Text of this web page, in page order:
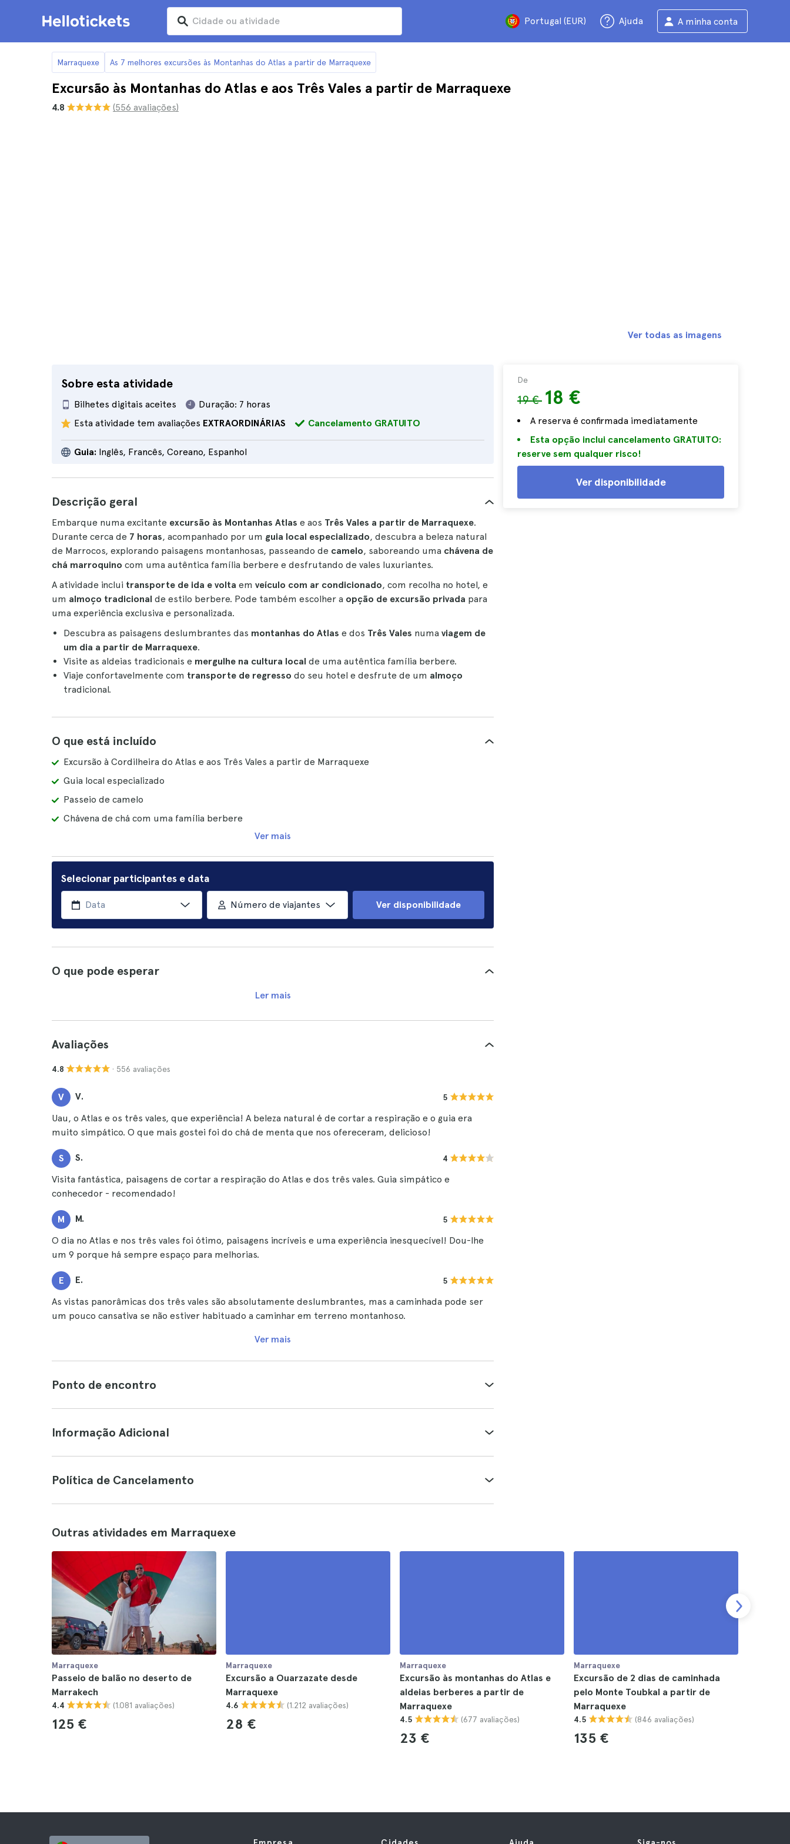
Portugal (EUR) Ajuda A minha conta
Marraquexe As 7 melhores excursões às Montanhas do Atlas a partir de Marraquexe
Excursão às Montanhas do Atlas e aos Três Vales a partir de Marraquexe
4.8 (556 avaliações)
Sobre esta atividade
Bilhetes digitais aceites Duração: 7 horas
Esta atividade tem avaliações EXTRAORDINÁRIAS Cancelamento GRATUITO
Guia: Inglês, Francês, Coreano, Espanhol
De
19 € 18 €
A reserva é confirmada imediatamente
Esta opção inclui cancelamento GRATUITO:
reserve sem qualquer risco!
Ver disponibilidade
Ver todas as imagens
Descrição geral
Embarque numa excitante excursão às Montanhas Atlas e aos Três Vales a partir de Marraquexe.
Durante cerca de 7 horas, acompanhado por um guia local especializado, descubra a beleza natural
de Marrocos, explorando paisagens montanhosas, passeando de camelo, saboreando uma chávena de
chá marroquino com uma autêntica família berbere e desfrutando de vales luxuriantes.
A atividade inclui transporte de ida e volta em veículo com ar condicionado, com recolha no hotel, e
um almoço tradicional de estilo berbere. Pode também escolher a opção de excursão privada para
uma experiência exclusiva e personalizada.
Descubra as paisagens deslumbrantes das montanhas do Atlas e dos Três Vales numa viagem de
um dia a partir de Marraquexe.
Visite as aldeias tradicionais e mergulhe na cultura local de uma autêntica família berbere.
Viaje confortavelmente com transporte de regresso do seu hotel e desfrute de um almoço
tradicional.
O que está incluído
Excursão à Cordilheira do Atlas e aos Três Vales a partir de Marraquexe
Guia local especializado
Passeio de camelo
Chávena de chá com uma família berbere
Ver mais
Selecionar participantes e data
Número de viajantes Ver disponibilidade
O que pode esperar
Ler mais
Avaliações
4.8 · 556 avaliações
V V. 5
Uau, o Atlas e os três vales, que experiência! A beleza natural é de cortar a respiração e o guia era
muito simpático. O que mais gostei foi do chá de menta que nos ofereceram, delicioso!
S S. 4
Visita fantástica, paisagens de cortar a respiração do Atlas e dos três vales. Guia simpático e
conhecedor - recomendado!
M M. 5
O dia no Atlas e nos três vales foi ótimo, paisagens incríveis e uma experiência inesquecível! Dou-lhe
um 9 porque há sempre espaço para melhorias.
E E. 5
As vistas panorâmicas dos três vales são absolutamente deslumbrantes, mas a caminhada pode ser
um pouco cansativa se não estiver habituado a caminhar em terreno montanhoso.
Ver mais
Ponto de encontro
Informação Adicional
Política de Cancelamento
Outras atividades em Marraquexe
Marraquexe
Passeio de balão no deserto de
Marrakech
4.4 (1.081 avaliações)
125 €
Marraquexe
Excursão a Ouarzazate desde
Marraquexe
4.6 (1.212 avaliações)
28 €
Marraquexe
Excursão às montanhas do Atlas e
aldeias berberes a partir de
Marraquexe
4.5 (677 avaliações)
23 €
Marraquexe
Excursão de 2 dias de caminhada
pelo Monte Toubkal a partir de
Marraquexe
4.5 (846 avaliações)
135 €